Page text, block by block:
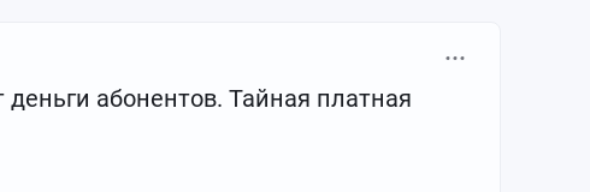
деньги абонентов. Тайная платная